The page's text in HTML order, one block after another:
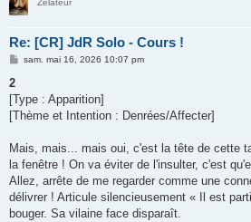
Zelateur
Re: [CR] JdR Solo - Cours !
M
a
g
sam. mai 16, 2026 10:07 pm
2
[Type : Apparition]
[Thème et Intention : Denrées/Affecter]
Mais, mais... mais oui, c'est la tête de cette
la fenêtre ! On va éviter de l'insulter, c'est
Allez, arrête de me regarder comme une
délivrer ! Articule silencieusement « Il est
bouger. Sa vilaine face disparaît.